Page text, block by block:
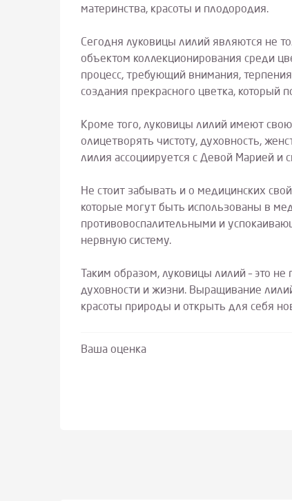
материнства, красоты и плодородия.
Сегодня луковицы лилий являются не
объектом коллекционирования среди
процесс, требующий внимания,
создания прекрасного цветка, который
Кроме того, луковицы лилий имеют
олицетворять чистоту, духовность,
лилия ассоциируется с Девой Марией и
Не стоит забывать и о медицинских
которые могут быть использованы в
противовоспалительными и
нервную систему.
Таким образом, луковицы лилий – это
духовности и жизни. Выращивание
красоты природы и открыть для себя
Ваша оценка